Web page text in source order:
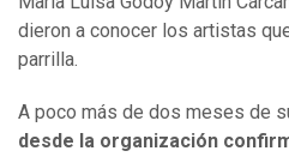
dieron a conocer los artistas
parrilla.
A poco más de dos meses de
desde la organización